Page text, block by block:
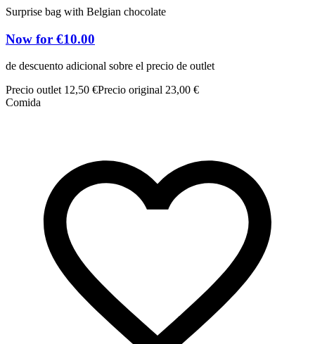
Surprise bag with Belgian chocolate
Now for €10.00
de descuento adicional sobre el precio de outlet
Precio outlet 12,50 €Precio original 23,00 €
Comida